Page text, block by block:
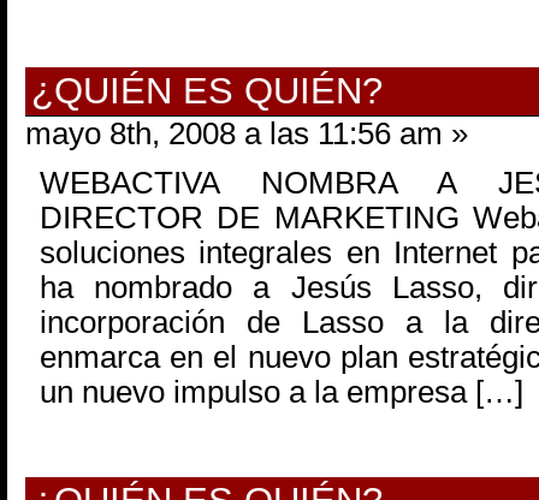
¿QUIÉN ES QUIÉN?
mayo 8th, 2008 a las 11:56 am »
WEBACTIVA NOMBRA A
DIRECTOR DE MARKETING
soluciones integrales en Internet
ha nombrado a Jesús Lasso,
incorporación de Lasso a la
enmarca en el nuevo plan
un nuevo impulso a la empresa […]